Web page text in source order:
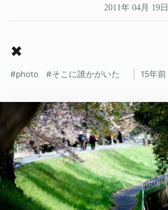
2011年 04月 19日
✖
photo そこに誰かがいた 15年前